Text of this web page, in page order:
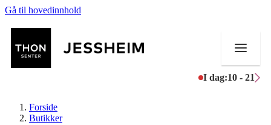
Gå til hovedinnhold
I dag:10 - 21
Forside
Butikker